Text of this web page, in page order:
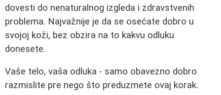
dovesti do nenaturalnog izgleda i zdravstvenih
problema. Najvažnije je da se osećate dobro u
svojoj koži, bez obzira na to kakvu odluku
donesete.
Vaše telo, vaša odluka - samo obavezno dobro
razmislite pre nego što preduzmete ovaj korak.